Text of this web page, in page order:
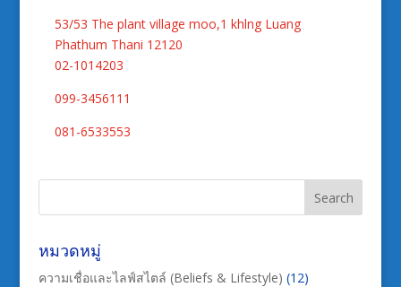
53/53 The plant village moo,1 khlng Luang
Phathum Thani 12120
02-1014203
099-3456111
081-6533553
หมวดหมู่
ความเชื่อและไลฟ์สไตล์ (Beliefs & Lifestyle) (12)